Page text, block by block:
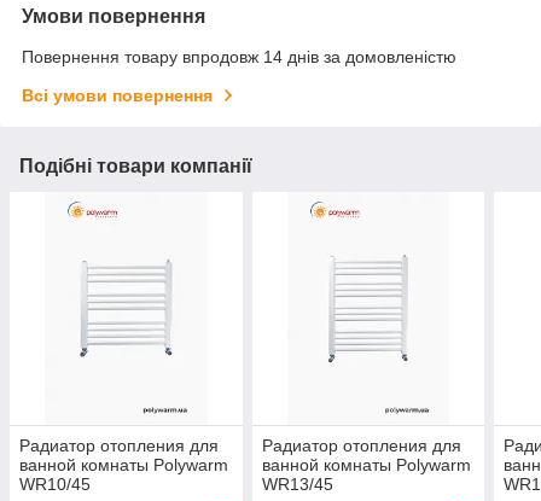
Умови повернення
Повернення товару впродовж 14 днів за домовленістю
Всі умови повернення
Подібні товари компанії
Радиатор отопления для
ванной комнаты Polywarm
WR10/45
Радиатор отопления для
ванной комнаты Polywarm
WR13/45